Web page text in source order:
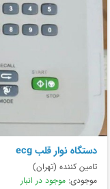
دستگاه نوار قلب ecg
تامین کننده (تهران)
موجودی: موجود در انبار